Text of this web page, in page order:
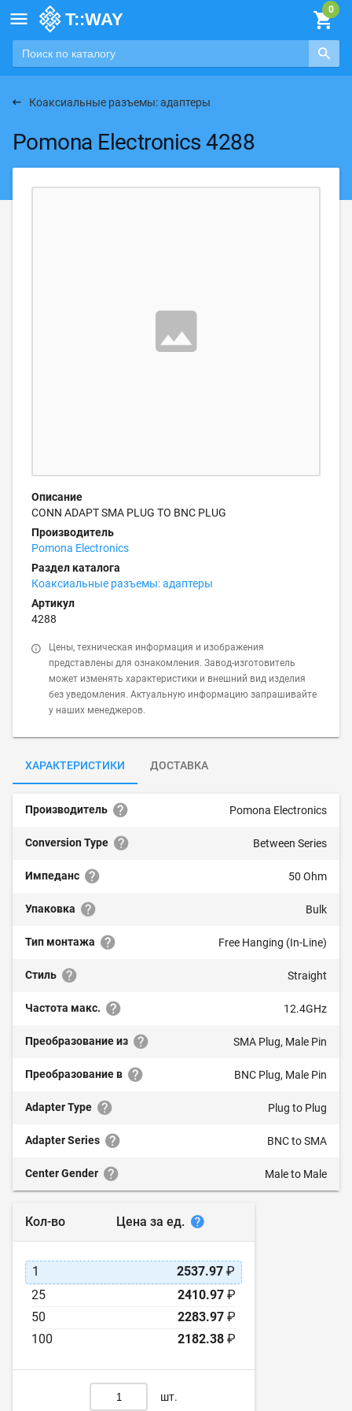

Коаксиальные разъемы: адаптеры
Pomona Electronics 4288
Описание
CONN ADAPT SMA PLUG TO BNC PLUG
Производитель
Pomona Electronics
Раздел каталога
Коаксиальные разъемы: адаптеры
Артикул
4288
Цены, техническая информация и изображения
представлены для ознакомления. Завод-изготовитель
может изменять характеристики и внешний вид изделия
без уведомления. Актуальную информацию запрашивайте
у наших менеджеров.
ХАРАКТЕРИСТИКИ ДОСТАВКА
Производитель Pomona Electronics
Conversion Type Between Series
Импеданс 50 Ohm
Упаковка Bulk
Тип монтажа Free Hanging (In-Line)
Стиль Straight
Частота макс. 12.4GHz
Преобразование из SMA Plug, Male Pin
Преобразование в BNC Plug, Male Pin
Adapter Type Plug to Plug
Adapter Series BNC to SMA
Center Gender Male to Male
Кол-во Цена за ед.
1 2537.97 ₽
25
2410.97 ₽
50
2283.97 ₽
100
2182.38 ₽
шт.